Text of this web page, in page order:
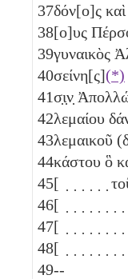
37δόν[ο]ς
38[ο]υς
39γυναικὸς
40σείνη[ς](*)
41σ̣ι̣ν̣
42λεμαίου
43λεμαικοῦ
44κάστου ὃ
45[ ̣ ̣ ̣ ̣ ̣ ̣ τοῦ]
46[ ̣ ̣ ̣ ̣ ̣ ̣ ̣ ̣ ̣]
47[
48[
49--